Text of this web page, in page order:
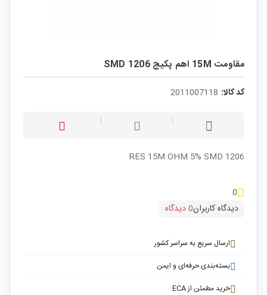
مقاومت 15M اهم پکیج SMD 1206
کد کالا: 2011007118
RES 15M OHM 5% SMD 1206
0
دیدگاه کاربران0 دیدگاه
ارسال سریع به سراسر کشور
بسته‌بندی حرفه‌ای و ایمن
خرید مطمئن از ECA